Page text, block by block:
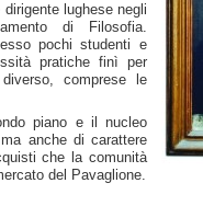
lughese negli
di Filosofia.
pochi studenti e
pratiche finì per
comprese le
piano e il nucleo
anche di carattere
che la comunità
del Pavaglione.